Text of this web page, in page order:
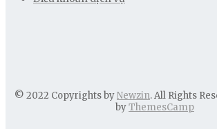
© 2022 Copyrights byNewzin. All Rights
byThemesCamp